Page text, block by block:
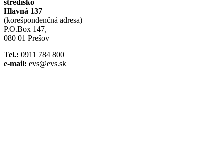
stredisko
Hlavná 137
(korešpondenčná adresa)
P.O.Box 147,
080 01 Prešov
Tel.: 0911 784 800
e-mail: evs@evs.sk